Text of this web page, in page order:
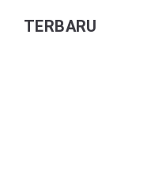
TERBARU